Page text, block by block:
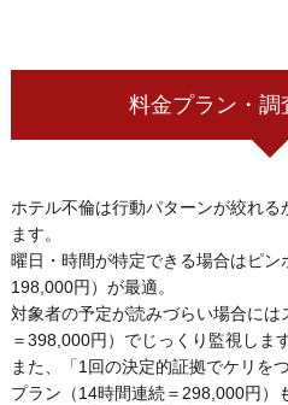
料金プラン・調
ホテル不倫は行動パターンが絞れる
ます。
曜日・時間が特定できる場合はピン
198,000円）が最適。
対象者の予定が読みづらい場合に
＝398,000円）でじっくり監視します
また、「1回の決定的証拠でケリを
プラン（14時間連続＝298,000円）